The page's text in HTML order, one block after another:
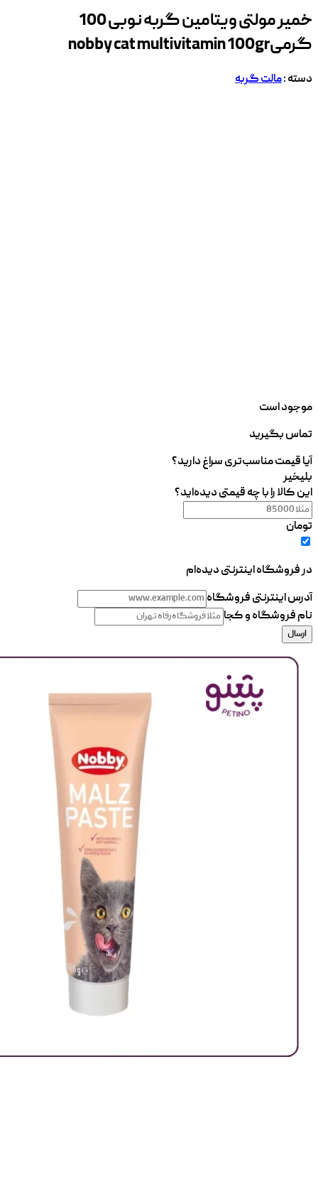
خمیر مولتی ویتامین گربه نوبی 100
گرمیnobby cat multivitamin 100gr
دسته :مالت گربه
موجود است
تماس بگیرید
آیا قیمت مناسب‌تری سراغ دارید؟
بلیخیر
این کالا را با چه قیمتی دیده‌اید؟
تومان
در فروشگاه اینترنتی دیده‌ام
آدرس اینترنتی فروشگاه
نام فروشگاه و کجا